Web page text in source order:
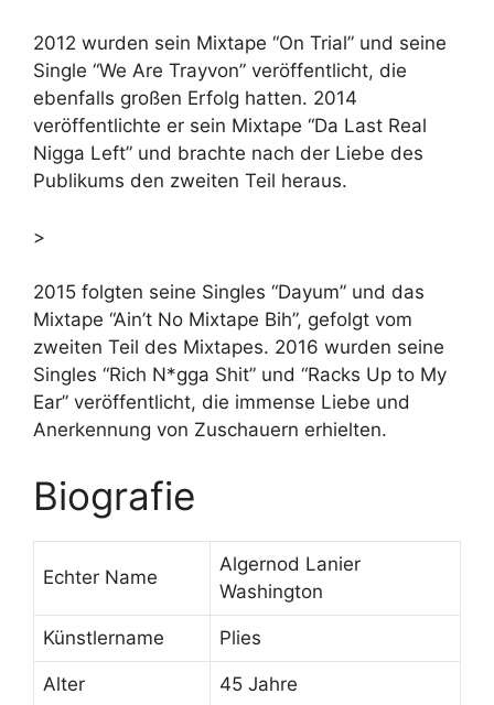
2012 wurden sein Mixtape “On Trial” und seine
Single “We Are Trayvon” veröffentlicht, die
ebenfalls großen Erfolg hatten. 2014
veröffentlichte er sein Mixtape “Da Last Real
Nigga Left” und brachte nach der Liebe des
Publikums den zweiten Teil heraus.
>
2015 folgten seine Singles “Dayum” und das
Mixtape “Ain’t No Mixtape Bih”, gefolgt vom
zweiten Teil des Mixtapes. 2016 wurden seine
Singles “Rich N*gga Shit” und “Racks Up to My
Ear” veröffentlicht, die immense Liebe und
Anerkennung von Zuschauern erhielten.
Biografie
Echter Name
Algernod Lanier
Washington
Künstlername Plies
Alter 45 Jahre